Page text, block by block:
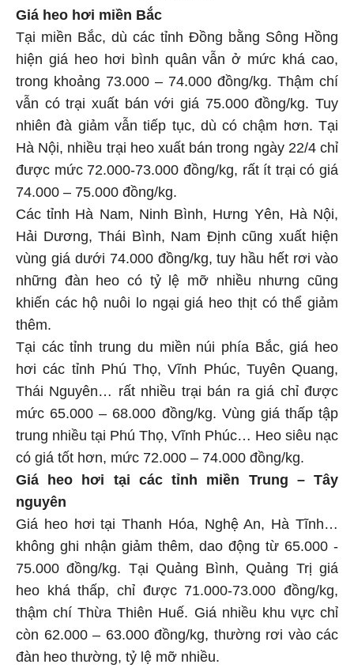
Giá heo hơi miền Bắc
Tại miền Bắc, dù các tỉnh Đồng bằng Sông Hồng
hiện giá heo hơi bình quân vẫn ở mức khá cao,
trong khoảng 73.000 – 74.000 đồng/kg. Thậm chí
vẫn có trại xuất bán với giá 75.000 đồng/kg. Tuy
nhiên đà giảm vẫn tiếp tục, dù có chậm hơn. Tại
Hà Nội, nhiều trại heo xuất bán trong ngày 22/4 chỉ
được mức 72.000-73.000 đồng/kg, rất ít trại có giá
74.000 – 75.000 đồng/kg.
Các tỉnh Hà Nam, Ninh Bình, Hưng Yên, Hà Nội,
Hải Dương, Thái Bình, Nam Định cũng xuất hiện
vùng giá dưới 74.000 đồng/kg, tuy hầu hết rơi vào
những đàn heo có tỷ lệ mỡ nhiều nhưng cũng
khiến các hộ nuôi lo ngại giá heo thịt có thể giảm
thêm.
Tại các tỉnh trung du miền núi phía Bắc, giá heo
hơi các tỉnh Phú Thọ, Vĩnh Phúc, Tuyên Quang,
Thái Nguyên… rất nhiều trại bán ra giá chỉ được
mức 65.000 – 68.000 đồng/kg. Vùng giá thấp tập
trung nhiều tại Phú Thọ, Vĩnh Phúc… Heo siêu nạc
có giá tốt hơn, mức 72.000 – 74.000 đồng/kg.
Giá heo hơi tại các tỉnh miền Trung – Tây
nguyên
Giá heo hơi tại Thanh Hóa, Nghệ An, Hà Tĩnh…
không ghi nhận giảm thêm, dao động từ 65.000 -
75.000 đồng/kg. Tại Quảng Bình, Quảng Trị giá
heo khá thấp, chỉ được 71.000-73.000 đồng/kg,
thậm chí Thừa Thiên Huế. Giá nhiều khu vực chỉ
còn 62.000 – 63.000 đồng/kg, thường rơi vào các
đàn heo thường, tỷ lệ mỡ nhiều.